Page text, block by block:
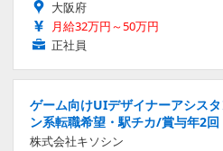
大阪府
月給32万円～50万円
正社員
ゲーム向けUIデザイナーアシス
ン系転職希望・駅チカ/賞与年2
株式会社キソシン